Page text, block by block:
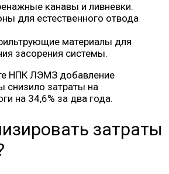
канавы и ливневки.
для естественного отвода
материалы для
засорения системы.
НПК ЛЭМЗ добавление
снизило затраты на
на 34,6% за два года.
затраты